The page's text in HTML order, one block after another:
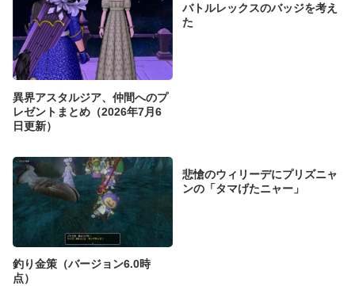
異界アスタルジア、仲間へのプ
レゼントまとめ（2026年7月6
日更新）
バトルレックスのバッジを考え
た
釣り金策（バージョン6.0時
点）
悲愴のウィリーデにプリズニャ
ンの「タマげたニャー」